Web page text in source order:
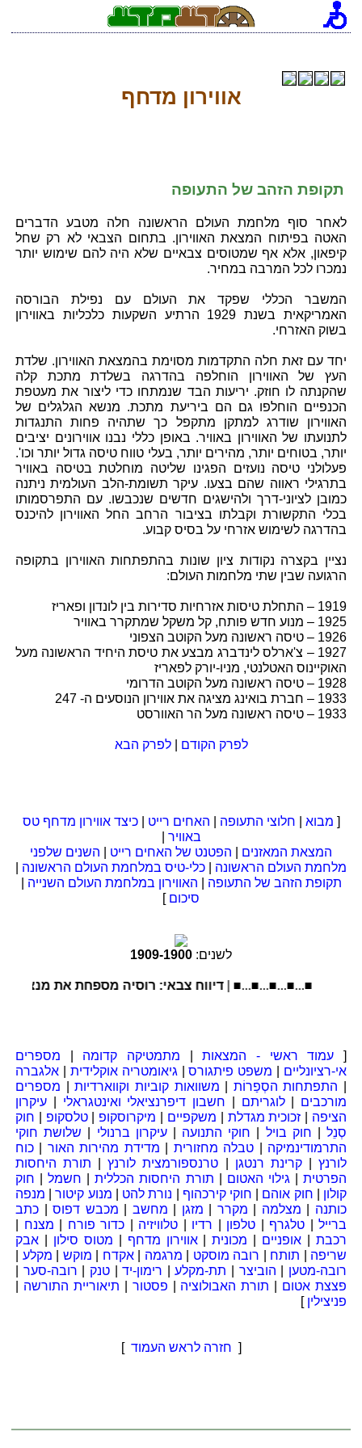
אווירון מדחף
תקופת הזהב של התעופה
לאחר סוף מלחמת העולם הראשונה חלה מטבע הדברים
האטה בפיתוח המצאת האווירון. בתחום הצבאי לא רק שחל
קיפאון, אלא אף שמטוסים צבאיים שלא היה להם שימוש יותר
נמכרו לכל המרבה במחיר.
המשבר הכללי שפקד את העולם עם נפילת הבורסה
האמריקאית בשנת 1929 הרתיע השקעות כלכליות באווירון
בשוק האזרחי.
יחד עם זאת חלה התקדמות מסוימת בהמצאת האווירון. שלדת
העץ של האווירון הוחלפה בהדרגה בשלדת מתכת קלה
שהקנתה לו חוזק. יריעות הבד שנמתחו כדי ליצור את מעטפת
הכנפיים הוחלפו גם הם ביריעת מתכת. מנשא הגלגלים של
האווירון שודרג למתקן מתקפל כך שתהיה פחות התנגדות
לתנועתו של האווירון באוויר. באופן כללי נבנו אווירונים יציבים
יותר, בטוחים יותר, מהירים יותר, בעלי טווח טיסה גדול יותר וכו'.
פעלולני טיסה נועזים הפגינו שליטה מוחלטת בטיסה באוויר
בתרגילי ראווה שהם בצעו. עיקר תשומת-הלב העולמית ניתנה
כמובן לציוני-דרך ולהישגים חדשים שנכבשו. עם התפרסמותו
בכלי התקשורת וקבלתו בציבור הרחב החל האווירון להיכנס
בהדרגה לשימוש אזרחי על בסיס קבוע.
נציין בקצרה נקודות ציון שונות בהתפתחות האווירון בתקופה
הרגועה שבין שתי מלחמות העולם:
1919 – התחלת טיסות אזרחיות סדירות בין לונדון ופאריז
1925 – מנוע חדש פותח, קל משקל שמתקרר באוויר
1926 – טיסה ראשונה מעל הקוטב הצפוני
1927 – צ'ארלס לינדברג מבצע את טיסת היחיד הראשונה מעל
האוקיינוס האטלנטי, מניו-יורק לפאריז
1928 – טיסה ראשונה מעל הקוטב הדרומי
1933 – חברת בואינג מציגה את אווירון הנוסעים ה- 247
1933 – טיסה ראשונה מעל הר האוורסט
לפרק הקודם |לפרק הבא
[ מבוא חלוצי התעופה האחים רייט |כיצד אווירון מדחף טס
באוויר
המצאת המאזנים
הפטנט של האחים רייט
השנים שלפני
מלחמת העולם הראשונה
כלי-טיס במלחמת העולם הראשונה
תקופת הזהב של התעופה
האווירון במלחמת העולם השנייה
סיכום ]
לשנים: 1909-1900
■...■...■...■...■ | דיווח צבאי: רוסיה מספחת את
[ עמוד ראשי - המצאות| מתמטיקה קדומה
מספרים
אי-רציונליים
משפט פיתגורס| גיאומטריה אוקלידית
אלגברה
התפתחות הסְפַרוֹת משוואות קוביות וקווארדיות| מספרים
מורכבים |לוגריתם חשבון דיפרנציאלי ואינטגראלי
עיקרון
הציפה
זכוכית מגדלת משקפיים מיקרוסקופ |טלסקופ
חוק
סְנֵל| חוק בויל חוקי התנועה |עיקרון ברנולי
שלושת חוקי
התרמודינמיקה
טבלה מחזורית מדידת מהירות האור
כוח
לורנץ|קרינת רנטגן טרנספורמצית לורנץ| תורת היחסות
הפרטית| גילוי האטום תורת היחסות הכללית| חשמל| חוק
קולון
חוק אוהם חוקי קירכהוף נורת להט מנוע קיטור| מנפה
כותנה
מצלמה מקרר מזגן מחשב מכבש דפוס| כתב
ברייל
טלגרף טלפון רדיו טלוויזיה כדור פורח מצנח
רכבת| אופניים מכונית|אווירון מדחף מטוס סילון
אבק
שריפה
תותח רובה מוסקט מרגמה |אקדח מוקש מקלע
רובה-מטען
הוביצר תת-מקלע| רימון-יד|טנק רובה-סער
פצצת אטום
תורת האבולוציה פסטור תיאוריית התורשה
פניצילין ]
[ חזרה לראש העמוד ]